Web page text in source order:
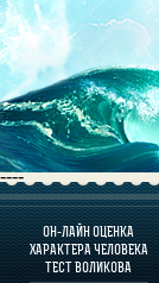
----
ОН-ЛАЙН ОЦЕНКА
ХАРАКТЕРА ЧЕЛОВЕКА
ТЕСТ ВОЛИКОВА